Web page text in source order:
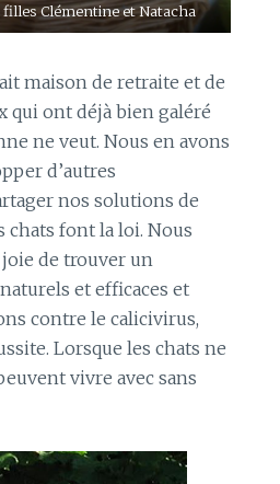
Clémentine et Natacha
maison de retraite et de
qui ont déjà bien galéré
ne veut. Nous en avons
d’autres
nos solutions de
chats font la loi. Nous
de trouver un
et efficaces et
contre le calicivirus,
Lorsque les chats ne
vivre avec sans